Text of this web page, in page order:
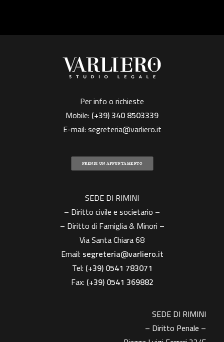
Per info o richieste
Mobile: (+39)340 8503339
E-mail:segreteria@varliero.it
PRENDI UN APPUNTAMENTO
SEDE DI RIMINI
– Diritto civile e societario –
– Diritto di Famiglia & Minori –
Via Santa Chiara 68
Email: segreteria@varliero.it
Tel: (+39) 0541 783071
Fax: (+39)0541 369882
SEDE DI RIMINI
– Diritto Penale –